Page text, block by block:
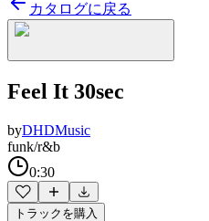
カタログに戻る
Feel It 30sec
byDHDMusic
funk/r&b
0:30
トラックを購入